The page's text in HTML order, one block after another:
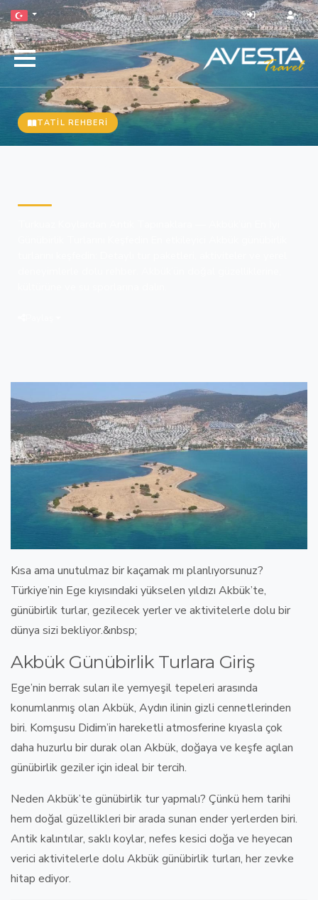
TATIL REHBERI
Unutulmaz Akbük Günübirlik
Kısa ama unutulmaz bir kaçamak mı planlıyorsunuz?
Türkiye’nin Ege kıyısındaki yükselen yıldızı Akbük’te,
günübirlik turlar, gezilecek yerler ve aktivitelerle dolu bir
dünya sizi bekliyor.&nbsp;
Akbük Günübirlik Turlara Giriş
Ege’nin berrak suları ile yemyeşil tepeleri arasında
konumlanmış olan Akbük, Aydın ilinin gizli cennetlerinden
biri. Komşusu Didim’in hareketli atmosferine kıyasla çok
daha huzurlu bir durak olan Akbük, doğaya ve keşfe açılan
günübirlik gezileriçin ideal bir tercih.
Neden Akbük’te günübirlik tur yapmalı? Çünkü hem tarihi
hem doğal güzellikleri bir arada sunan ender yerlerden biri.
Antik kalıntılar, saklı koylar, nefes kesici doğa ve heyecan
verici aktivitelerle dolu Akbük günübirlik turları, her zevke
hitap ediyor.